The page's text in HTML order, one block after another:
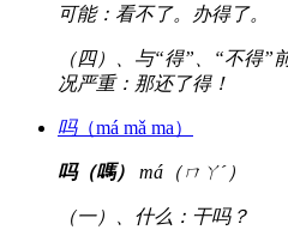
可能：看不了。办得了。
（四）、与“得”、“不得”
况严重：那还了得！
吗（má mǎ ma）
吗（嗎） má（ㄇㄚˊ）
（一）、什么：干吗？